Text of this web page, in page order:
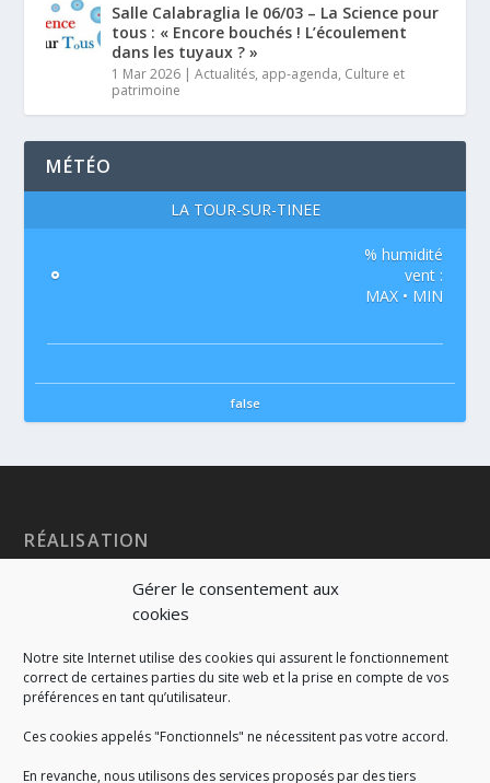
Gérer le consentement aux
cookies
Notre site Internet utilise des cookies qui assurent le fonctionnement
correct de certaines parties du site web et la prise en compte de vos
préférences en tant qu’utilisateur.
Ces cookies appelés "Fonctionnels" ne nécessitent pas votre accord.
En revanche, nous utilisons des services proposés par des tiers
Salle Calabraglia le 06/03 – La Science pour
tous : « Encore bouchés ! L’écoulement
dans les tuyaux ? »
1 Mar 2026 |Actualités, app-agenda, Culture et
patrimoine
MÉTÉO
LA TOUR-SUR-TINÉE
°
% humidité
vent :
MAX • MIN
false
RÉALISATION